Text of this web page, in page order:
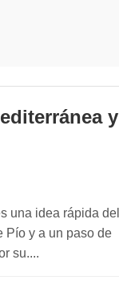
y
una idea rápida del
Pío y a un paso de
su....